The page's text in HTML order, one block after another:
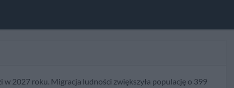
2027 roku. Migracja ludności zwiększyła populację o 399